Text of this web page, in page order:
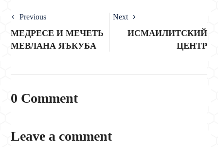
Previous
МЕДРЕСЕ И МЕЧЕТЬ
МЕВЛАНА ЯЪКУБА
Next
ИСМАИЛИТСКИЙ
ЦЕНТР
0 Comment
Leave a comment